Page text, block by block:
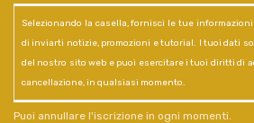
Selezionando la casella, fornisci le tue informazioni
di inviarti notizie, promozioni e tutorial. I tuoi dati
del nostro sito web e puoi esercitare i tuoi diritti di
cancellazione, in qualsiasi momento.
Puoi annullare l'iscrizione in ogni momenti.